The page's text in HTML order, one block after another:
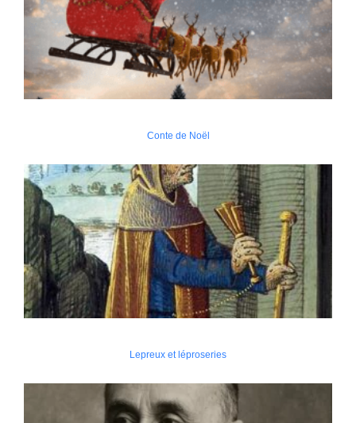
Conte de Noël
Lepreux et léproseries